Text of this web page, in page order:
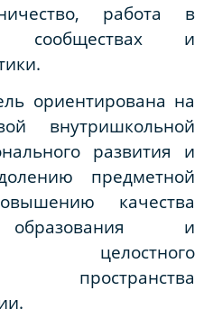
работа в
сообществах и
ориентирована на
внутришкольной
развития и
предметной
качества
образования и
целостного
пространства